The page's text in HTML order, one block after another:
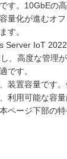
す。10GbEの
量化が進むオ
す。
Server IoT
、高度な管理
です。
装置容量です
利用可能な容量
ページ下部の